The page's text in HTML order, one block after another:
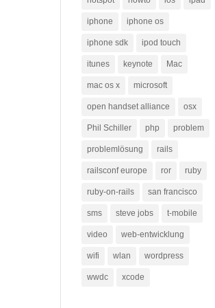
iphone iphone os
iphone sdk ipod touch
itunes keynote Mac
mac os x microsoft
open handset alliance osx
Phil Schiller php problem
problemlösung rails
railsconf europe ror ruby
ruby-on-rails san francisco
sms steve jobs t-mobile
video web-entwicklung
wifi wlan wordpress
wwdc xcode